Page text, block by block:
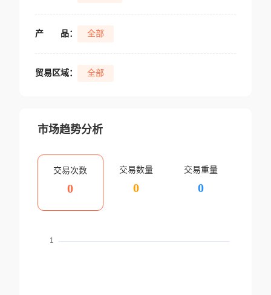
产 品： 全部
贸易区域： 全部
市场趋势分析
交易次数
0
交易数量
0
交易重量
0